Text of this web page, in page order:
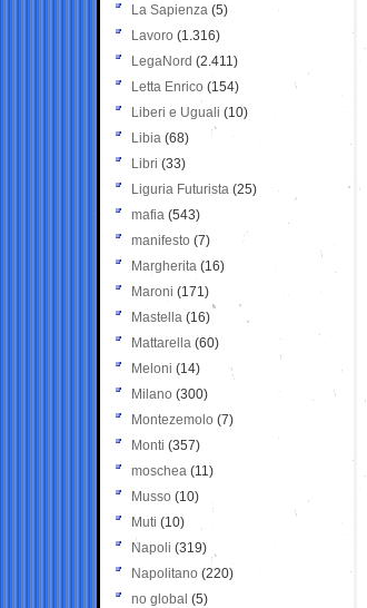
La Sapienza (5)
Lavoro (1.316)
LegaNord (2.411)
Letta Enrico (154)
Liberi e Uguali (10)
Libia (68)
Libri (33)
Liguria Futurista (25)
mafia (543)
manifesto (7)
Margherita (16)
Maroni (171)
Mastella (16)
Mattarella (60)
Meloni (14)
Milano (300)
Montezemolo (7)
Monti (357)
moschea (11)
Musso (10)
Muti (10)
Napoli (319)
Napolitano (220)
no global (5)